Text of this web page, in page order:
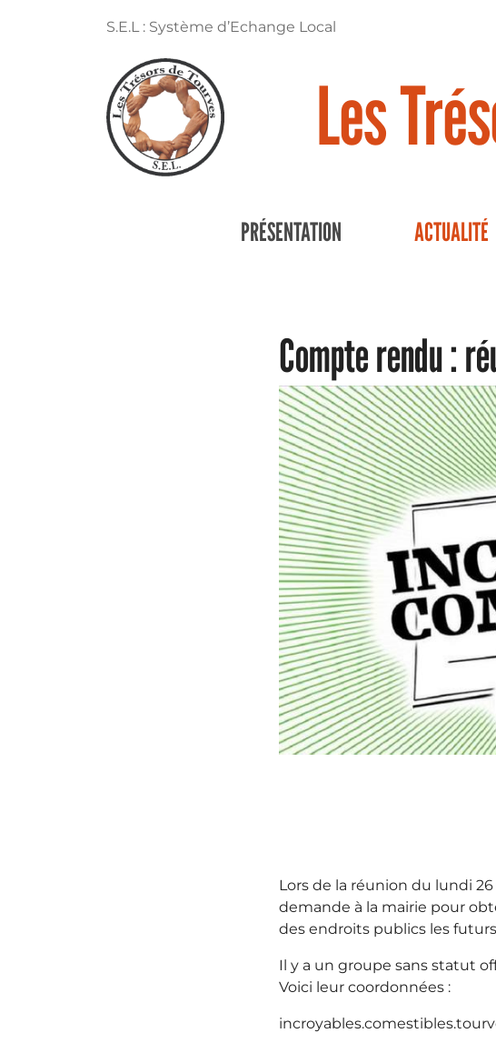
S.E.L : Système d’Echange Local
Les
PRÉSENTATION ACTUALITÉ
Compte rendu :
Lors de la réunion du lundi
demande à la mairie pour
des endroits publics les
Il y a un groupe sans statut
Voici leur coordonnées :